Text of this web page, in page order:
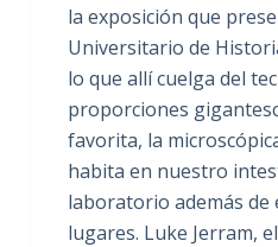
la exposición que
Universitario de
lo que allí cuelga del
proporciones
favorita, la
habita en nuestro
laboratorio además de
lugares. Luke Jerram,